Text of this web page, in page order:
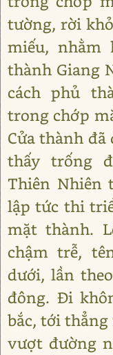
tường, rời
miếu, nhằm
thành Giang
cách phủ
trong chớp
Cửa thành đã
thấy trống
Thiên Nhiên
lập tức thi
mặt thành.
chậm trễ,
dưới, lần
đông. Đi
bắc, tới
vượt đường